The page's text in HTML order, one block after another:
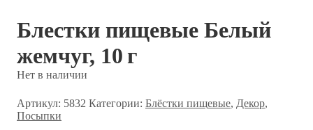
Блестки пищевые Белый
жемчуг, 10 г
Нет в наличии
Артикул: 5832 Категории: Блёстки пищевые, Декор,
Посыпки